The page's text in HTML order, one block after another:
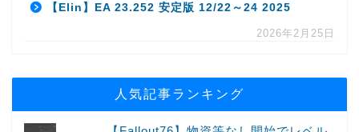
【Elin】EA 23.252 安定版 12/22～24 2025
2026年2月25日
人気記事ランキング